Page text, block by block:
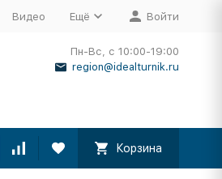
Видео Ещё Войти
Пн-Вс, с 10:00-19:00
region@idealturnik.ru
Корзина